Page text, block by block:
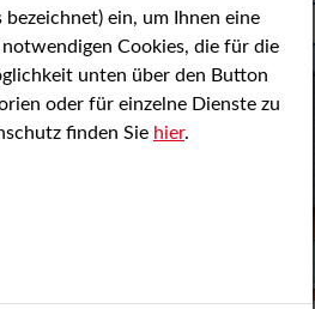
ein, um Ihnen eine
Cookies, die für die
unten über den Button
oder für einzelne Dienste zu
finden Sie hier.